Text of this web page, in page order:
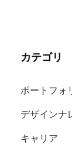
カテゴリ
ポートフォ
デザインナ
キャリア